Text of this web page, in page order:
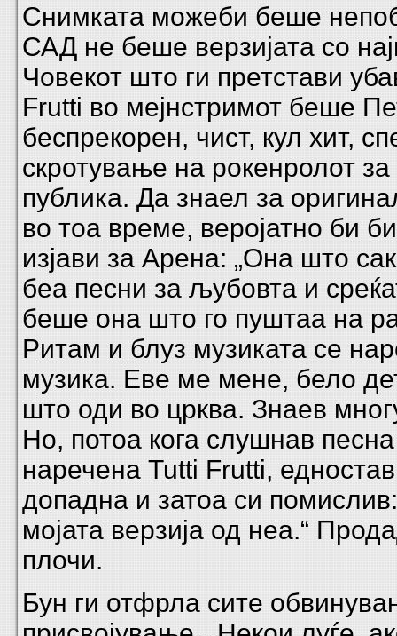
Снимката можеби беше
САД не беше верзијата со
Човекот што ги претстави
Frutti во мејнстримот беше
беспрекорен, чист, кул хит,
скротување на рокенролот
публика. Да знаел за
во тоа време, веројатно би
изјави за Арена: „Она што
беа песни за љубовта и
беше она што го пуштаа на
Ритам и блуз музиката се
музика. Еве ме мене, бело
што оди во црква. Знаев
Но, потоа кога слушнав
наречена Tutti Frutti,
допадна и затоа си
мојата верзија од неа.“
плочи.
Бун ги отфрла сите